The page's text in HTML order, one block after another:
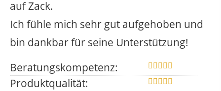
auf Zack.
Ich fühle mich sehr gut aufgehoben und
bin dankbar für seine Unterstützung!
Beratungskompetenz:
Produktqualität: